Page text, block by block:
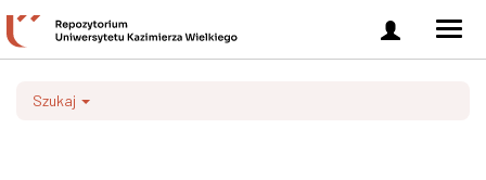
Zaloguj
się
Szukaj